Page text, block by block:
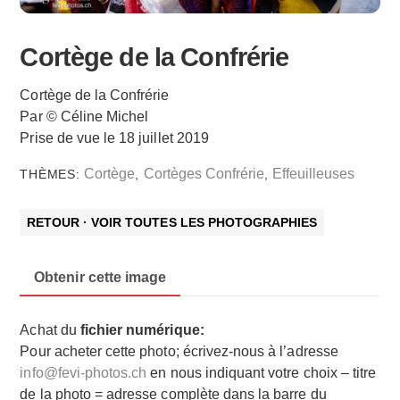
Cortège de la Confrérie
Cortège de la Confrérie
Par © Céline Michel
Prise de vue le 18 juillet 2019
THÈMES: Cortège Cortèges Confrérie Effeuilleuses
RETOUR · VOIR TOUTES LES PHOTOGRAPHIES
Obtenir cette image
Achat du fichier numérique:
Pour acheter cette photo; écrivez-nous à l’adresse
info@fevi-photos.ch en nous indiquant votre choix – titre
de la photo = adresse complète dans la barre du